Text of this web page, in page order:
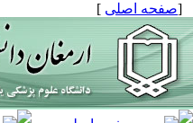
[صفحه اصلی ]